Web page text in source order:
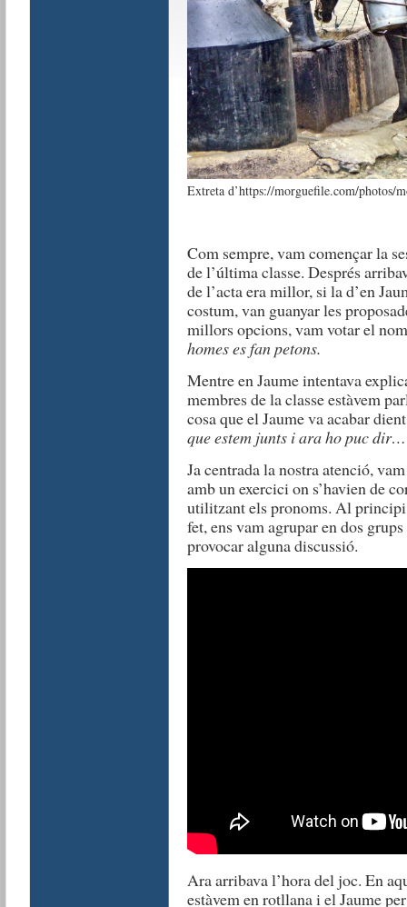
Extreta d’https://morguefile.com/photos/
Com sempre, vam començar la
de l’última classe. Després
de l’acta era millor, si la d’en
costum, van guanyar les
millors opcions, vam votar el
homes es fan petons.
Mentre en Jaume intentava
membres de la classe estàvem
cosa que el Jaume va acabar
que estem junts i ara ho puc
Ja centrada la nostra atenció,
amb un exercici on s’havien de
utilitzant els pronoms. Al
fet, ens vam agrupar en dos
provocar alguna discussió.
Ara arribava l’hora del joc. En
estàvem en rotllana i el Jaume